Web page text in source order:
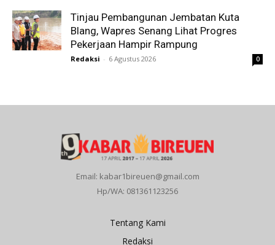
Tinjau Pembangunan Jembatan Kuta
Blang, Wapres Senang Lihat Progres
Pekerjaan Hampir Rampung
Redaksi - 6 Agustus 2026 0
Email: kabar1bireuen@gmail.com
Hp/WA: 081361123256
Tentang Kami
Redaksi